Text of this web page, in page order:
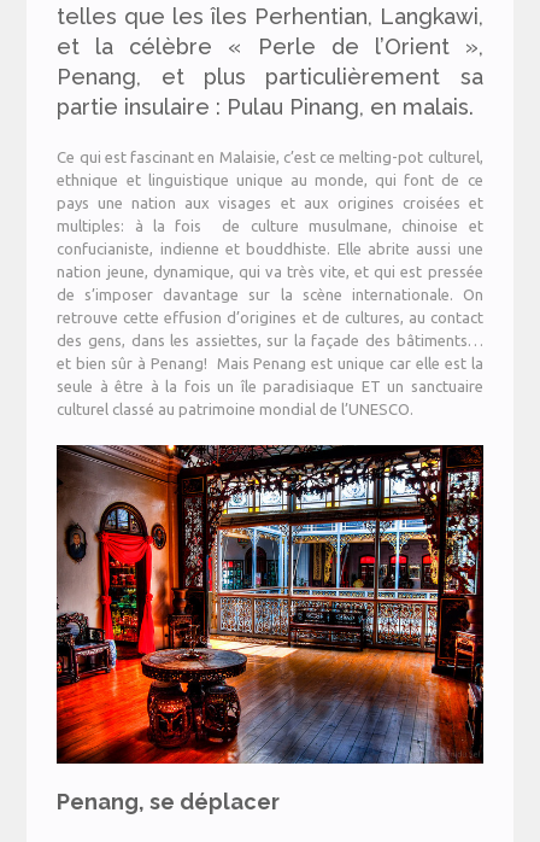
telles que les îles Perhentian, Langkawi,
et la célèbre « Perle de l’Orient »,
Penang, et plus particulièrement sa
partie insulaire : Pulau Pinang, en malais.
Ce qui est fascinant en Malaisie, c’est ce melting-pot culturel,
ethnique et linguistique unique au monde, qui font de ce
pays une nation aux visages et aux origines croisées et
multiples: à la fois de culture musulmane, chinoise et
confucianiste, indienne et bouddhiste. Elle abrite aussi une
nation jeune, dynamique, qui va très vite, et qui est pressée
de s’imposer davantage sur la scène internationale. On
retrouve cette effusion d’origines et de cultures, au contact
des gens, dans les assiettes, sur la façade des bâtiments…
et bien sûr à Penang! Mais Penang est unique car elle est la
seule à être à la fois un île paradisiaque ET un sanctuaire
culturel classé au patrimoine mondial de l’UNESCO.
Penang, se déplacer